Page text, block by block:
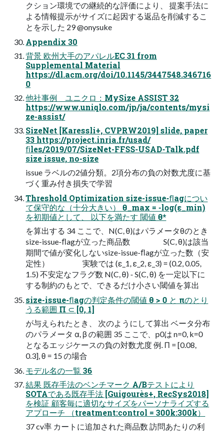
クション環境での継続的な評価により、 提案手法に
よる情報提示がサイズに起因する返品を削減するこ
とを示した 29 @onysuke
Appendix 30
背景 欧州大手のアパレルEC 31 from
Supplemental Material
https://dl.acm.org/doi/10.1145/3447548.346716
0
他社事例 ユニクロ：MySize ASSIST 32
https://www.uniqlo.com/jp/ja/contents/mysi
ze-assist/
SizeNet [Karessli+, CVPRW2019] slide, paper
33 https://project.inria.fr/usad/
ﬁles/2019/07/SizeNet-FFSS-USAD-Talk.pdf
size issue, no-size
issue ラベルの2値分類。2項分布の負の対数尤度に基
づく重み付き損失で学習
Threshold Optimization size-issue-ﬂagについ
て保守的な（十分大きい） θ_max = -log(ε_min)
を初期値として、 以下を満たす 閾値 θ*
を算出する 34 ここで、N(C, θ)はパラメータθのとき
size-issue-ﬂagが立った商品数 S(C, θ)は該当
期間で値が変化しないsize-issue-ﬂagが立った数（安
定性） 実験では (ε_1, ε_2, ε_3) = (0.2, 0.05,
1.5) 不安定なフラグ数 N(C, θ) - S(C, θ) を一定以下に
する制約のもとで、できるだけ小さい閾値を算出
size-issue-ﬂagの判定条件の閾値 θ > 0 と πのとり
うる範囲 Π ⊂ [0, 1]
が与えられたとき、 次のようにして算出 ベータ分布
のパラメータ α, β の範囲 35 ここで、p0は n=0, k=0
となるエッジケースの負の対数尤度 例. Π = [0.08,
0.3], θ = 15 の場合
モデル名の一覧 36
結果 既存手法のベンチマーク A/Bテストにより
SOTAである既存手法 [Guigourès+, RecSys2018]
を検証 顧客毎に適切なサイズをパーソナライズする
アプローチ （treatment:control = 300k:300k）
37 cv率 カートに追加された商品数 訪問あたりの利